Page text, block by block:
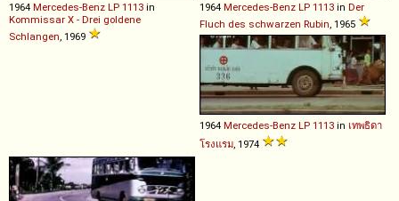
1964 Mercedes-Benz LP 1113 in
Kommissar X - Drei goldene
Schlangen, 1969
1964 Mercedes-Benz LP 1113 in Der
Fluch des schwarzen Rubin, 1965
1964 Mercedes-Benz LP 1113 in เทพธิดา
โรงแรม, 1974